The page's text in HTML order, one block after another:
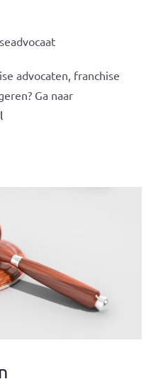
advocaten, franchise
Ga naar